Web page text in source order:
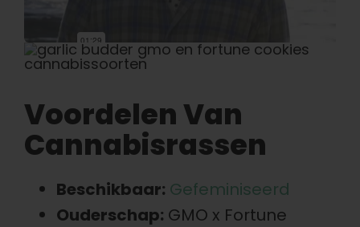
Voordelen Van
Cannabisrassen
Beschikbaar: Gefeminiseerd
Ouderschap: GMO x Fortune